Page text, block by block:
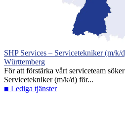
SHP Services – Servicetekniker (m/k/
Württemberg
För att förstärka vårt serviceteam
Servicetekniker (m/k/d) för...
■ Lediga tjänster